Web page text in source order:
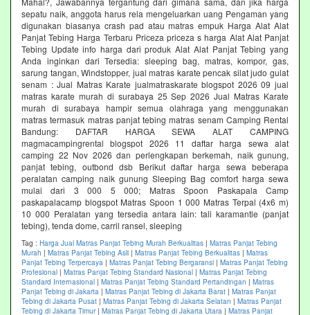
sepatu naik, anggota harus rela mengeluarkan uang Pengaman yang
digunakan biasanya crash pad atau matras empuk Harga Alat Alat
Panjat Tebing Harga Terbaru Priceza priceza s harga Alat Alat Panjat
Tebing Update info harga dari produk Alat Alat Panjat Tebing yang
Anda inginkan dari Tersedia: sleeping bag, matras, kompor, gas,
sarung tangan, Windstopper, jual matras karate pencak silat judo gulat
senam : Jual Matras Karate jualmatraskarate blogspot 2026 09 jual
matras karate murah di surabaya 25 Sep 2026 Jual Matras Karate
murah di surabaya hampir semua olahraga yang menggunakan
matras termasuk matras panjat tebing matras senam Camping Rental
Bandung: DAFTAR HARGA SEWA ALAT CAMPING
magmacampingrental blogspot 2026 11 daftar harga sewa alat
camping 22 Nov 2026 dan perlengkapan berkemah, naik gunung,
panjat tebing, outbond dsb Berikut daftar harga sewa beberapa
peralatan camping naik gunung Sleeping Bag comfort harga sewa
mulai dari 3 000 5 000; Matras Spoon Paskapala Camp
paskapalacamp blogspot Matras Spoon 1 000 Matras Terpal (4x6 m)
10 000 Peralatan yang tersedia antara lain: tali karamantle (panjat
tebing), tenda dome, carril ransel, sleeping
Tag : Harga Jual Matras Panjat Tebing Murah Berkualitas | Matras Panjat Tebing
Murah | Matras Panjat Tebing Asli | Matras Panjat Tebing Berkualitas | Matras
Panjat Tebing Terpercaya | Matras Panjat Tebing Bergaransi | Matras Panjat Tebing
Profesional | Matras Panjat Tebing Standard Nasional | Matras Panjat Tebing
Standard Internasional | Matras Panjat Tebing Standard Pertandingan | Matras
Panjat Tebing di Jakarta | Matras Panjat Tebing di Jakarta Barat | Matras Panjat
Tebing di Jakarta Pusat | Matras Panjat Tebing di Jakarta Selatan | Matras Panjat
Tebing di Jakarta Timur| Matras Panjat Tebing di Jakarta Utara | Matras Panjat